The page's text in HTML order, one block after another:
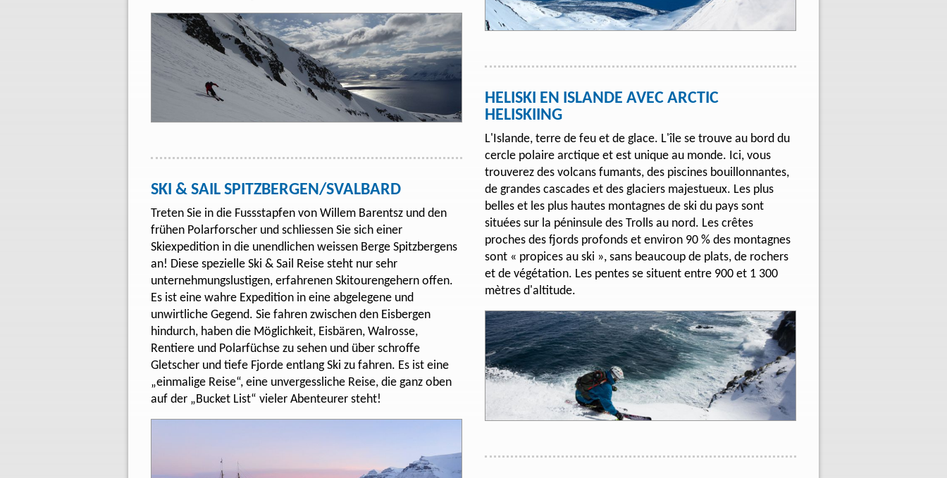
SKI & SAIL SPITZBERGEN/SVALBARD
Treten Sie in die Fussstapfen von Willem Barentsz und den
frühen Polarforscher und schliessen Sie sich einer
Skiexpedition in die unendlichen weissen Berge Spitzbergens
an! Diese spezielle Ski & Sail Reise steht nur sehr
unternehmungslustigen, erfahrenen Skitourengehern offen.
Es ist eine wahre Expedition in eine abgelegene und
unwirtliche Gegend. Sie fahren zwischen den Eisbergen
hindurch, haben die Möglichkeit, Eisbären, Walrosse,
Rentiere und Polarfüchse zu sehen und über schroffe
Gletscher und tiefe Fjorde entlang Ski zu fahren. Es ist eine
„einmalige Reise“, eine unvergessliche Reise, die ganz oben
auf der „Bucket List“ vieler Abenteurer steht!
HELISKI EN ISLANDE AVEC ARCTIC
HELISKIING
L'Islande, terre de feu et de glace. L'île se trouve au bord du
cercle polaire arctique et est unique au monde. Ici, vous
trouverez des volcans fumants, des piscines bouillonnantes,
de grandes cascades et des glaciers majestueux. Les plus
belles et les plus hautes montagnes de ski du pays sont
situées sur la péninsule des Trolls au nord. Les crêtes
proches des fjords profonds et environ 90 % des montagnes
sont « propices au ski », sans beaucoup de plats, de rochers
et de végétation. Les pentes se situent entre 900 et 1 300
mètres d'altitude.